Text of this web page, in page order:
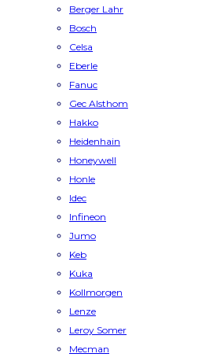
Berger Lahr
Bosch
Celsa
Eberle
Fanuc
Gec Alsthom
Hakko
Heidenhain
Honeywell
Honle
Idec
Infineon
Jumo
Keb
Kuka
Kollmorgen
Lenze
Leroy Somer
Mecman